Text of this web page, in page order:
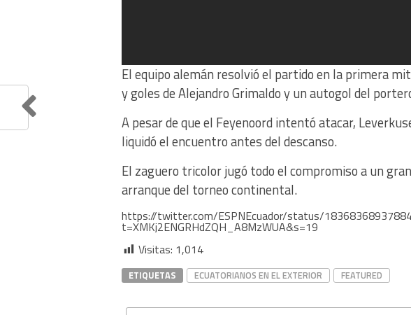
El equipo alemán resolvió el partido en la primera
y goles de Alejandro Grimaldo y un autogol del
A pesar de que el Feyenoord intentó atacar,
liquidó el encuentro antes del descanso.
El zaguero tricolor jugó todo el compromiso a un
arranque del torneo continental.
https://twitter.com/ESPNEcuador/status/
t=XMKj2ENGRHdZQH_A8MzWUA&s=19
Visitas: 1,014
ETIQUETAS ECUATORIANOS EN EL EXTERIOR FEATURED